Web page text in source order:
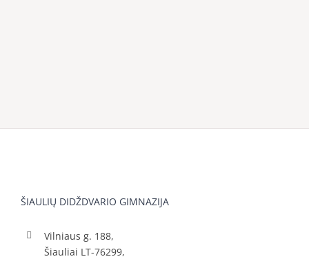
ŠIAULIŲ DIDŽDVARIO GIMNAZIJA
Vilniaus g. 188,
Šiauliai LT-76299,